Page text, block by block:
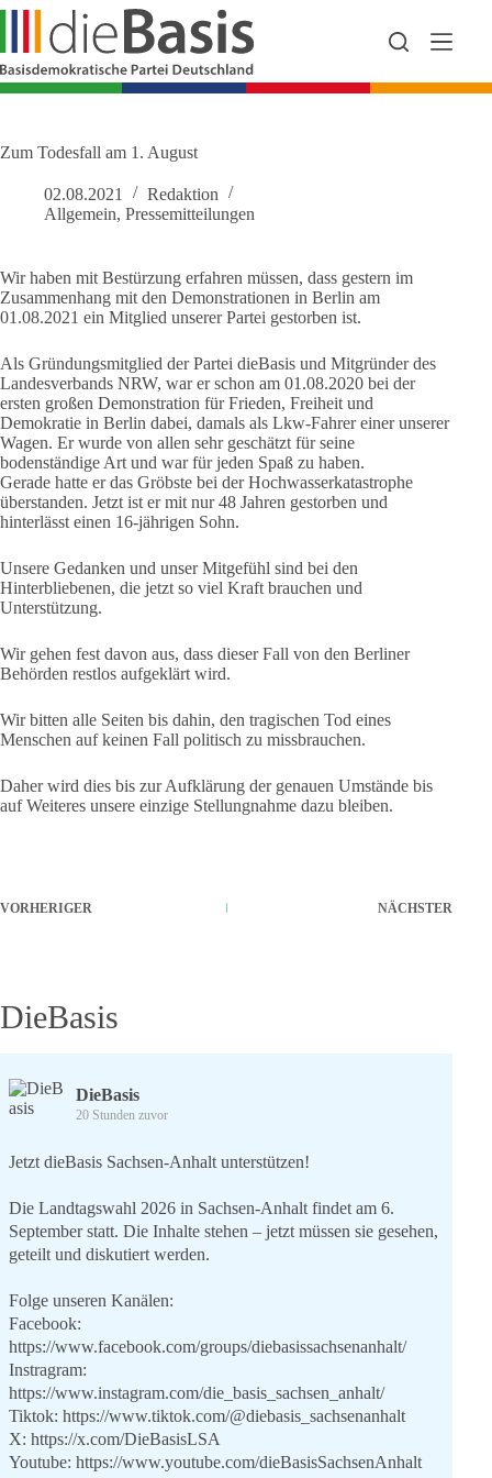
Zum
springen
Zum Todesfall am 1. August
02.08.2021
Redaktion
Allgemein, Pressemitteilungen
Wir haben mit Bestürzung erfahren müssen, dass gestern im
Zusammenhang mit den Demonstrationen in Berlin am
01.08.2021 ein Mitglied unserer Partei gestorben ist.
Als Gründungsmitglied der Partei dieBasis und Mitgründer des
Landesverbands NRW, war er schon am 01.08.2020 bei der
ersten großen Demonstration für Frieden, Freiheit und
Demokratie in Berlin dabei, damals als Lkw-Fahrer einer unserer
Wagen. Er wurde von allen sehr geschätzt für seine
bodenständige Art und war für jeden Spaß zu haben.
Gerade hatte er das Gröbste bei der Hochwasserkatastrophe
überstanden. Jetzt ist er mit nur 48 Jahren gestorben und
hinterlässt einen 16-jährigen Sohn.
Unsere Gedanken und unser Mitgefühl sind bei den
Hinterbliebenen, die jetzt so viel Kraft brauchen und
Unterstützung.
Wir gehen fest davon aus, dass dieser Fall von den Berliner
Behörden restlos aufgeklärt wird.
Wir bitten alle Seiten bis dahin, den tragischen Tod eines
Menschen auf keinen Fall politisch zu missbrauchen.
Daher wird dies bis zur Aufklärung der genauen Umstände bis
auf Weiteres unsere einzige Stellungnahme dazu bleiben.
VORHERIGER NÄCHSTER
DieBasis
DieBasis
20 Stunden zuvor
Jetzt dieBasis Sachsen-Anhalt unterstützen!
Die Landtagswahl 2026 in Sachsen-Anhalt findet am 6.
September statt. Die Inhalte stehen – jetzt müssen sie gesehen,
geteilt und diskutiert werden.
Folge unseren Kanälen:
Facebook:
https://www.facebook.com/groups/diebasissachsenanhalt/
Instragram:
https://www.instagram.com/die_basis_sachsen_anhalt/
Tiktok: https://www.tiktok.com/@diebasis_sachsenanhalt
X: https://x.com/DieBasisLSA
Youtube: https://www.youtube.com/dieBasisSachsenAnhalt